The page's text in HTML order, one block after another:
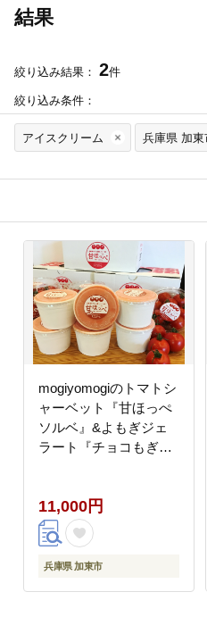
結果
絞り込み結果： 2件
絞り込み条件：
アイスクリーム 兵庫県 加東
mogiyomogiのトマトシ
ャーベット『甘ほっぺ
ソルベ』&よもぎジェ
ラート『チョコもぎ』
11,000円
兵庫県 加東市